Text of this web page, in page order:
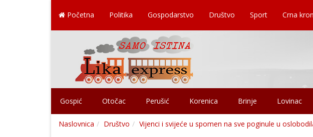
Početna Politika Gospodarstvo Društvo Sport Crna
Gospić Otočac Perušić Korenica Brinje Lovinac
Naslovnica Društvo Vijenci i svijeće u spomen na sve poginule u